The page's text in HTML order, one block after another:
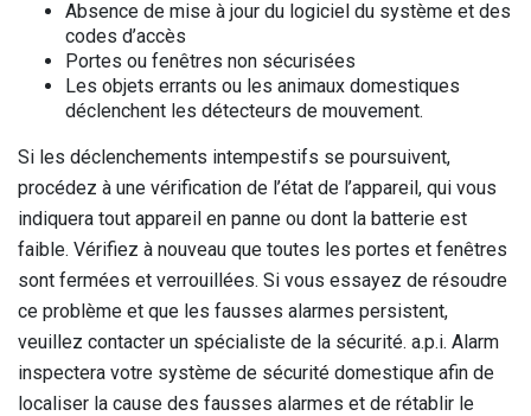
Absence de mise à jour du logiciel du système et des
codes d’accès
Portes ou fenêtres non sécurisées
Les objets errants ou les animaux domestiques
déclenchent les détecteurs de mouvement.
Si les déclenchements intempestifs se poursuivent,
procédez à une vérification de l’état de l’appareil, qui vous
indiquera tout appareil en panne ou dont la batterie est
faible. Vérifiez à nouveau que toutes les portes et fenêtres
sont fermées et verrouillées. Si vous essayez de résoudre
ce problème et que les fausses alarmes persistent,
veuillez contacter un spécialiste de la sécurité. a.p.i. Alarm
inspectera votre système de sécurité domestique afin de
localiser la cause des fausses alarmes et de rétablir le